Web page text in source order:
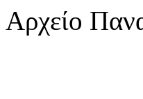
Αρχείο